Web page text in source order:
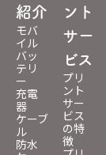
紹介
モバ
イル
バッ
テリ
ー
充電
器
ケーブ
ル
防水
ント
サー
ビス
プリ
ント
サー
ビス
の特
徴